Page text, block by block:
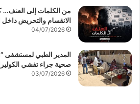
من الكلمات إلى
الانقسام والتحريض
04/07/2026
المدير الطبي لمستشفى
صحية جراء تفشي
03/07/2026